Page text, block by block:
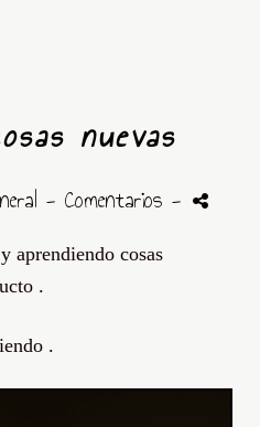
nuevas
- Comentarios -
aprendiendo cosas
.
.